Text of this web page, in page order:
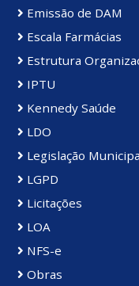
Emissão de DAM
Escala Farmácias
Estrutura
IPTU
Kennedy Saúde
LDO
Legislação
LGPD
Licitações
LOA
NFS-e
Obras